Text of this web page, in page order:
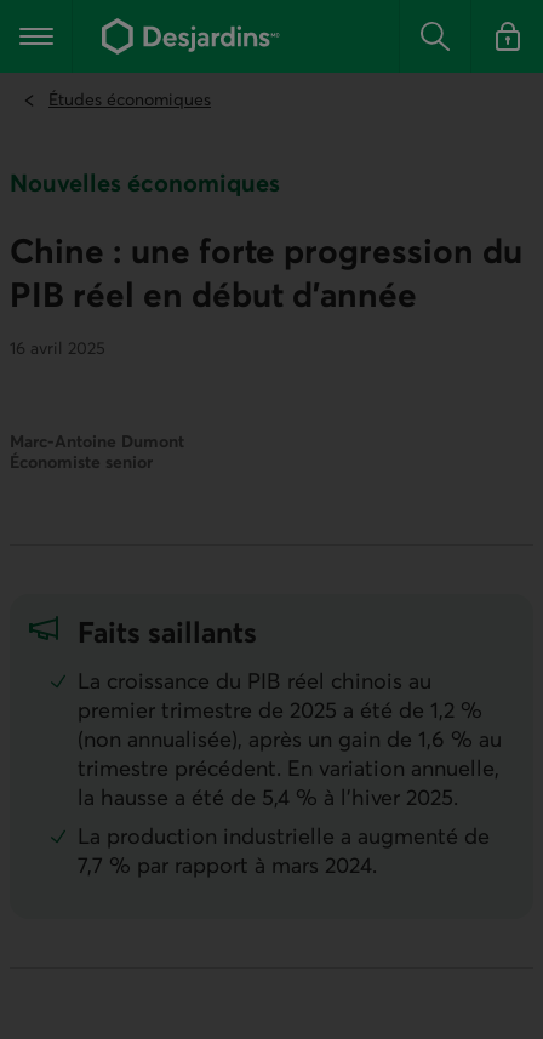
contenu
Menu principal Rechercher
Se
Études économiques
Nouvelles économiques
Chine : une forte progression du
PIB réel en début d’année
16 avril 2025
Marc-Antoine Dumont
Économiste senior
Faits saillants
La croissance du PIB réel chinois au
premier trimestre de 2025 a été de 1,2 %
(non annualisée), après un gain de 1,6 % au
trimestre précédent. En variation annuelle,
la hausse a été de 5,4 % à l’hiver 2025.
La production industrielle a augmenté de
7,7 % par rapport à mars 2024.